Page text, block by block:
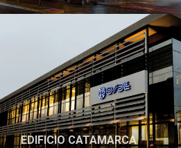
EDIFICIO CATAMARCA